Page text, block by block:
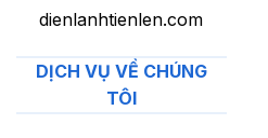
dienlanhtienlen.com
DỊCH VỤ VỀ CHÚNG
TÔI